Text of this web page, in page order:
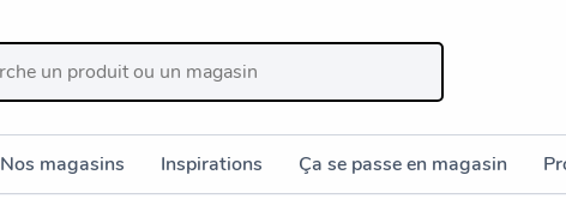
Nos magasins Inspirations Ça se passe en magasin